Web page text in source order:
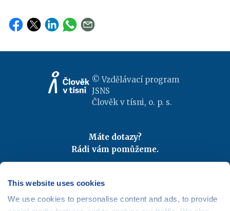
This website uses cookies
We use cookies to personalise content and ads, to provide
© Vzdělávací program
JSNS
Člověk v tísni, o. p. s.
Máte dotazy?
Rádi vám pomůžeme.
Odebírejte newslettery
Mapa webu |Kariéra